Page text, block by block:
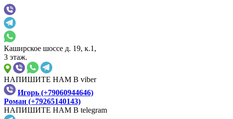
Каширское шоссе д. 19, к.1,
3 этаж.
НАПИШИТЕ НАМ В viber
Игорь (+79060944646)
Роман (+79265140143)
НАПИШИТЕ НАМ В telegram